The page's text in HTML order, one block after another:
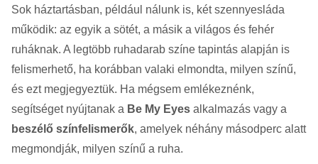
Sok háztartásban, például nálunk is, két szennyesláda
működik: az egyik a sötét, a másik a világos és fehér
ruháknak. A legtöbb ruhadarab színe tapintás alapján is
felismerhető, ha korábban valaki elmondta, milyen színű,
és ezt megjegyeztük. Ha mégsem emlékeznénk,
segítséget nyújtanak a Be My Eyes alkalmazás vagy a
beszélő színfelismerők, amelyek néhány másodperc alatt
megmondják, milyen színű a ruha.